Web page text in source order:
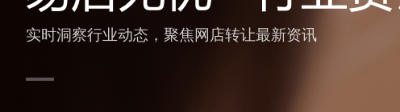
实时洞察行业动态，聚焦网店转让最新资讯